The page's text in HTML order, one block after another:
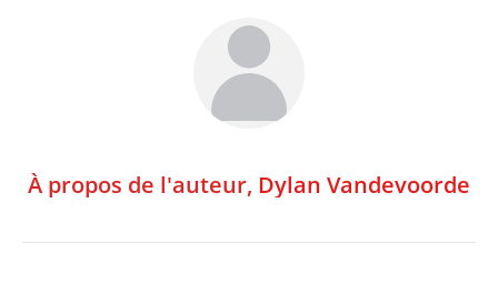
À propos de l'auteur, Dylan Vandevoorde